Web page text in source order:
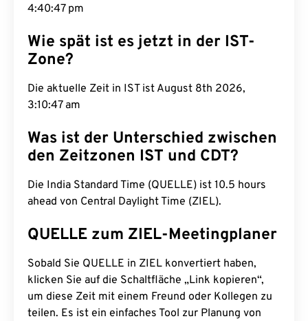
4:40:48 pm
Wie spät ist es jetzt in der IST-
Zone?
Die aktuelle Zeit in IST ist August 8th 2026,
3:10:48 am
Was ist der Unterschied zwischen
den Zeitzonen IST und CDT?
Die India Standard Time (QUELLE) ist 10.5 hours
ahead von Central Daylight Time (ZIEL).
QUELLE zum ZIEL-Meetingplaner
Sobald Sie QUELLE in ZIEL konvertiert haben,
klicken Sie auf die Schaltfläche „Link kopieren“,
um diese Zeit mit einem Freund oder Kollegen zu
teilen. Es ist ein einfaches Tool zur Planung von